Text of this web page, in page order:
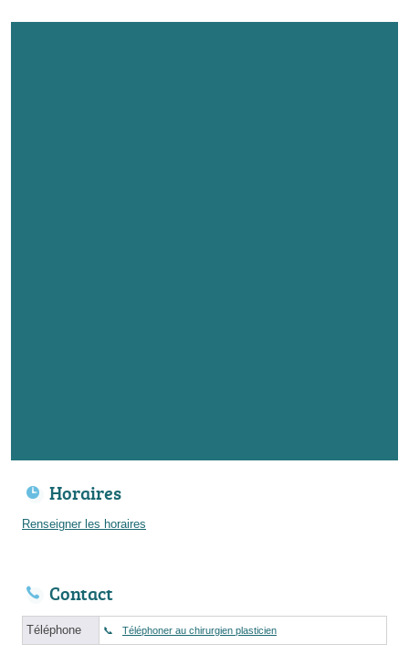
Horaires
Renseigner les horaires
Contact
Téléphone Téléphoner au chirurgien plasticien